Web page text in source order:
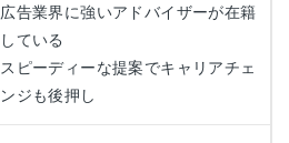
広告業界に強いアドバイザーが在籍
している
スピーディーな提案でキャリアチェ
ンジも後押し